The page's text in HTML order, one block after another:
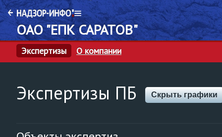
ОАО "ЕПК САРАТОВ"
Экспертизы О компании
Экспертизы ПБ Скрыть графики